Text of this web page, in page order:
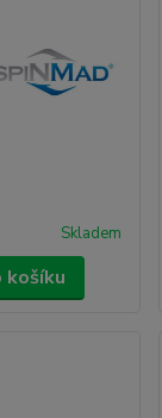
Skladem
košíku